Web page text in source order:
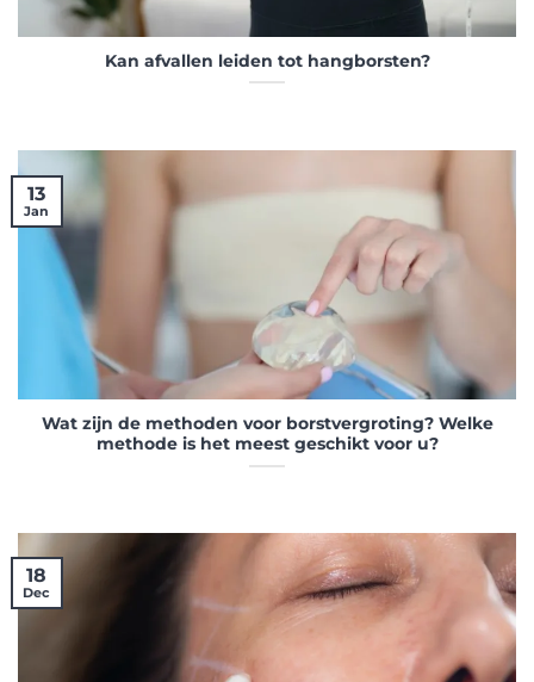
Kan afvallen leiden tot hangborsten?
Wat zijn de methoden voor borstvergroting? Welke
methode is het meest geschikt voor u?
13
Jan
18
Dec